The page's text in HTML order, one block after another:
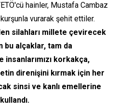
hainler, Mustafa Cambaz
vurarak şehit ettiler.
silahları millete çevirecek
bu alçaklar, tam da
korkakça,
direnişini kırmak için her
sinsi ve kanlı emellerine